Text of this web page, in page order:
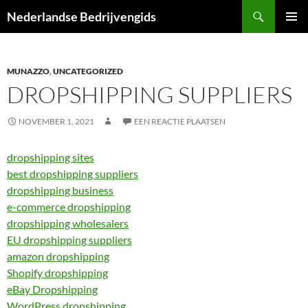
naar
Nederlandse Bedrijvengids
MUNAZZO,UNCATEGORIZED
DROPSHIPPING SUPPLIERS
NOVEMBER 1, 2021 EEN REACTIE PLAATSEN
dropshipping sites
best dropshipping suppliers
dropshipping business
e-commerce dropshipping
dropshipping wholesalers
EU dropshipping suppliers
amazon dropshipping
Shopify dropshipping
eBay Dropshipping